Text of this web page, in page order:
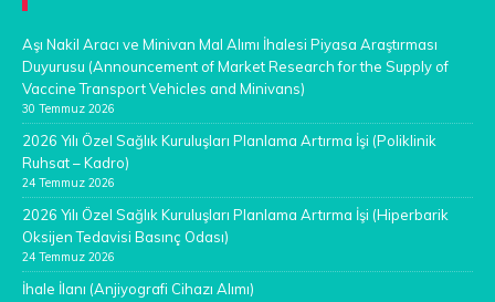
Aşı Nakil Aracı ve Minivan Mal Alımı İhalesi Piyasa Araştırması
Duyurusu (Announcement of Market Research for the Supply of
Vaccine Transport Vehicles and Minivans)
30 Temmuz 2026
2026 Yılı Özel Sağlık Kuruluşları Planlama Artırma İşi (Poliklinik
Ruhsat – Kadro)
24 Temmuz 2026
2026 Yılı Özel Sağlık Kuruluşları Planlama Artırma İşi (Hiperbarik
Oksijen Tedavisi Basınç Odası)
24 Temmuz 2026
İhale İlanı (Anjiyografi Cihazı Alımı)